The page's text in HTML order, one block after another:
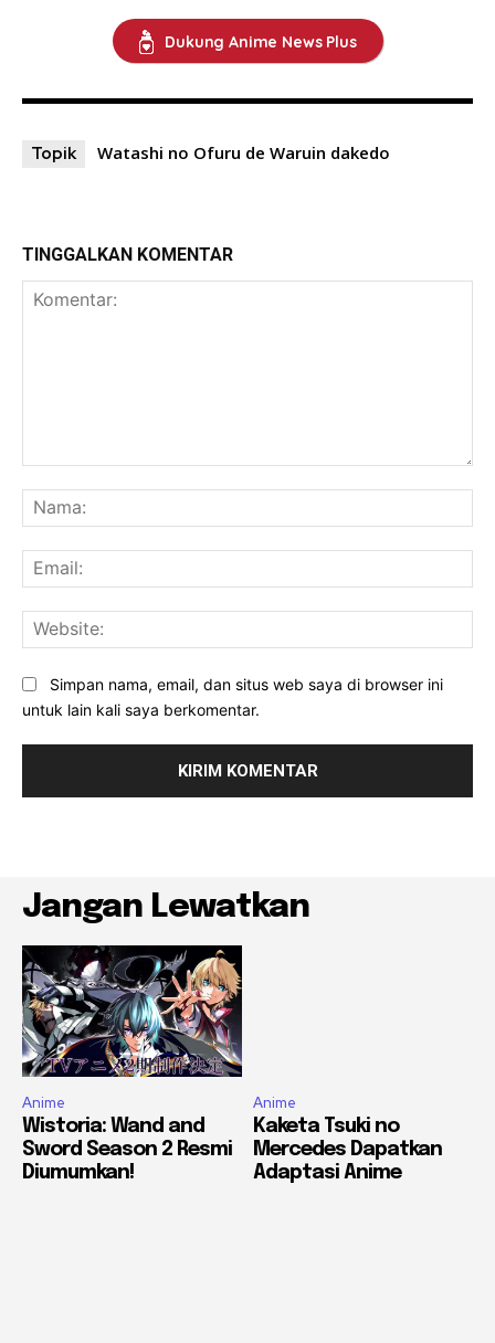
Dukung Anime News Plus
Topik Watashi no Ofuru de Waruin dakedo
TINGGALKAN KOMENTAR
Simpan nama, email, dan situs web saya di browser ini
untuk lain kali saya berkomentar.
Jangan Lewatkan
Anime
Wistoria: Wand and
Sword Season 2 Resmi
Diumumkan!
Anime
Kaketa Tsuki no
Mercedes Dapatkan
Adaptasi Anime